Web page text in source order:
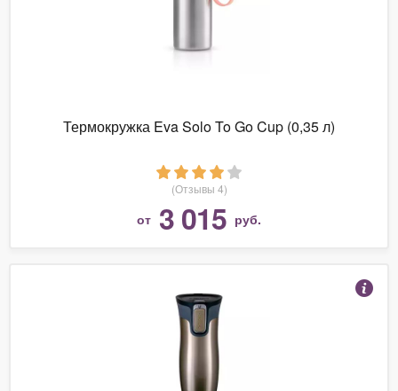
Термокружка Eva Solo To Go Cup (0,35 л)
(Отзывы 4)
от 3 015 руб.